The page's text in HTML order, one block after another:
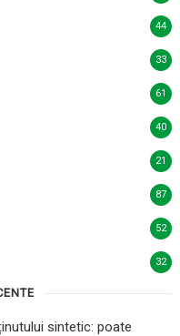
44
33
61
40
21
87
52
32
sintetic: poate